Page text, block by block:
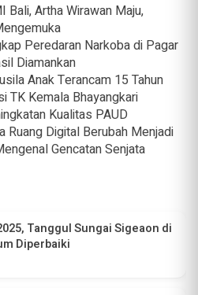
Artha Wirawan Maju,
Peredaran Narkoba di Pagar
Diamankan
Anak Terancam 15 Tahun
TK Kemala Bhayangkari
Kualitas PAUD
Ruang Digital Berubah Menjadi
Gencatan Senjata
Tanggul Sungai Sigeaon di
Diperbaiki